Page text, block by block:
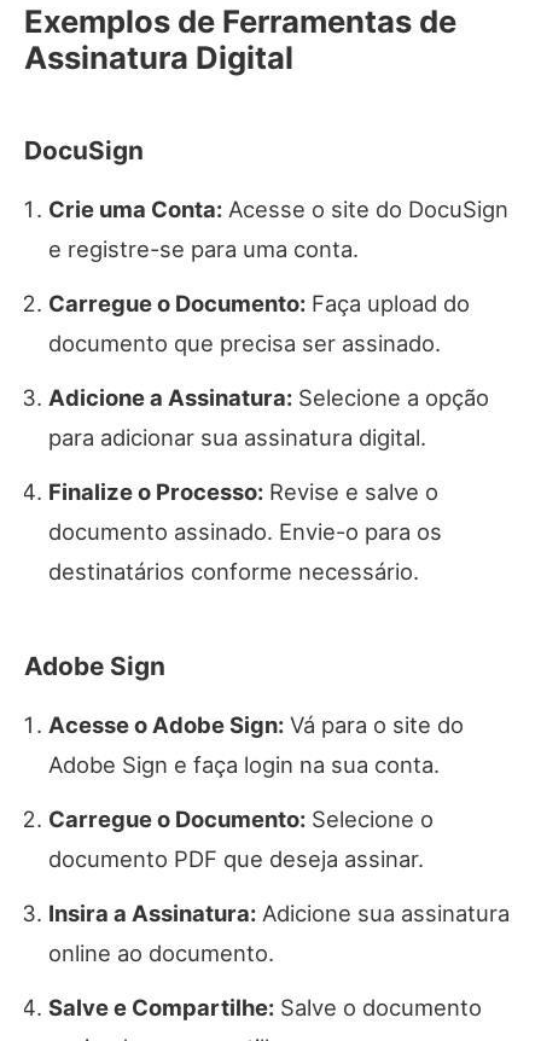
Exemplos de Ferramentas de
Assinatura Digital
DocuSign
Crie uma Conta: Acesse o site do DocuSign
e registre-se para uma conta.
Carregue o Documento: Faça upload do
documento que precisa ser assinado.
Adicione a Assinatura: Selecione a opção
para adicionar sua assinatura digital.
Finalize o Processo: Revise e salve o
documento assinado. Envie-o para os
destinatários conforme necessário.
Adobe Sign
Acesse o Adobe Sign: Vá para o site do
Adobe Sign e faça login na sua conta.
Carregue o Documento: Selecione o
documento PDF que deseja assinar.
Insira a Assinatura: Adicione sua assinatura
online ao documento.
Salve e Compartilhe: Salve o documento